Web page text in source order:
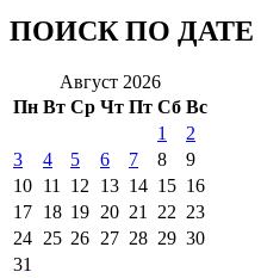
ПОИСК ПО ДАТЕ
Август 2026
Пн Вт Ср Чт Пт Сб Вс
1
2
3
4 5 6 7 8
9
10 11 12 13 14 15 16
17 18 19 20 21 22 23
24 25 26 27 28 29 30
31